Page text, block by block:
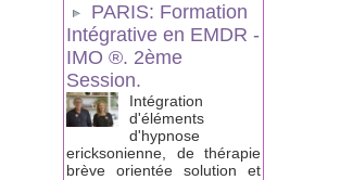
PARIS: Formation
Intégrative en EMDR -
IMO ®. 2ème
Session.
Intégration
d'éléments
d'hypnose
ericksonienne, de thérapie
brève orientée solution et